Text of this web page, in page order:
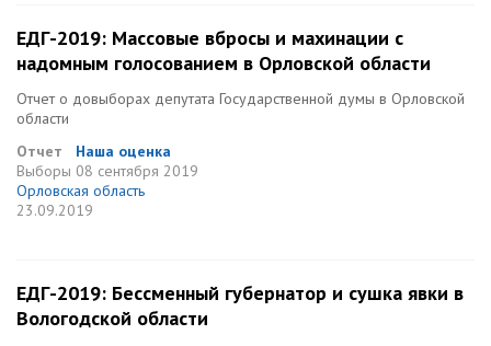
ЕДГ-2019: Массовые вбросы и махинации с
надомным голосованием в Орловской области
Отчет о довыборах депутата Государственной думы в Орловской
области
Отчет
Наша оценка
Выборы 08 сентября 2019
Орловская область
23.09.2019
ЕДГ-2019: Бессменный губернатор и сушка явки в
Вологодской области